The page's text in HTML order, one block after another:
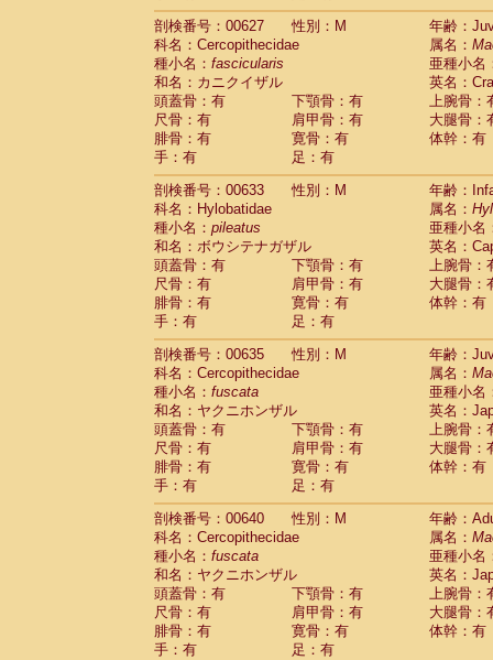
剖検番号：00627
性別：M
年齢：
科名：Cercopithecidae
属名：
種小名： fascicularis
亜種小名
和名：カニクイザル
英名：
頭蓋骨：有
下顎骨：有
上腕骨：
尺骨：有
肩甲骨：有
大腿骨：
腓骨：有
寛骨：有
体幹：有
手：有
足：有
剖検番号：00633
性別：M
年齢：
科名：Hylobatidae
属名：
種小名： pileatus
亜種小名
和名：ボウシテナガザル
英名：
頭蓋骨：有
下顎骨：有
上腕骨：
尺骨：有
肩甲骨：有
大腿骨：
腓骨：有
寛骨：有
体幹：有
手：有
足：有
剖検番号：00635
性別：M
年齢：
科名：Cercopithecidae
属名：
種小名： fuscata
亜種小名
和名：ヤクニホンザル
英名：
頭蓋骨：有
下顎骨：有
上腕骨：
尺骨：有
肩甲骨：有
大腿骨：
腓骨：有
寛骨：有
体幹：有
手：有
足：有
剖検番号：00640
性別：M
年齢：
科名：Cercopithecidae
属名：
種小名： fuscata
亜種小名
和名：ヤクニホンザル
英名：
頭蓋骨：有
下顎骨：有
上腕骨：
尺骨：有
肩甲骨：有
大腿骨：
腓骨：有
寛骨：有
体幹：有
手：有
足：有